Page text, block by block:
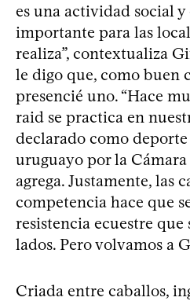
es una actividad social
importante para las
realiza”, contextualiza
le digo que, como buen
presencié uno. “Hace
raid se practica en
declarado como
uruguayo por la Cámara
agrega. Justamente, las
competencia hace que
resistencia ecuestre
lados. Pero volvamos a
Criada entre caballos,